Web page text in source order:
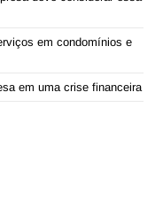
em condomínios e
em uma crise financeira